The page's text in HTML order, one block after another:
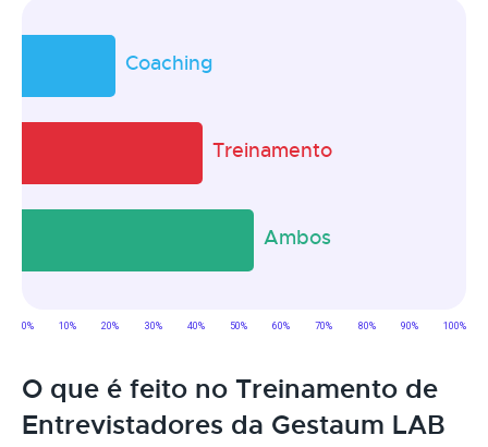
O que é feito no Treinamento de
Entrevistadores da Gestaum LAB